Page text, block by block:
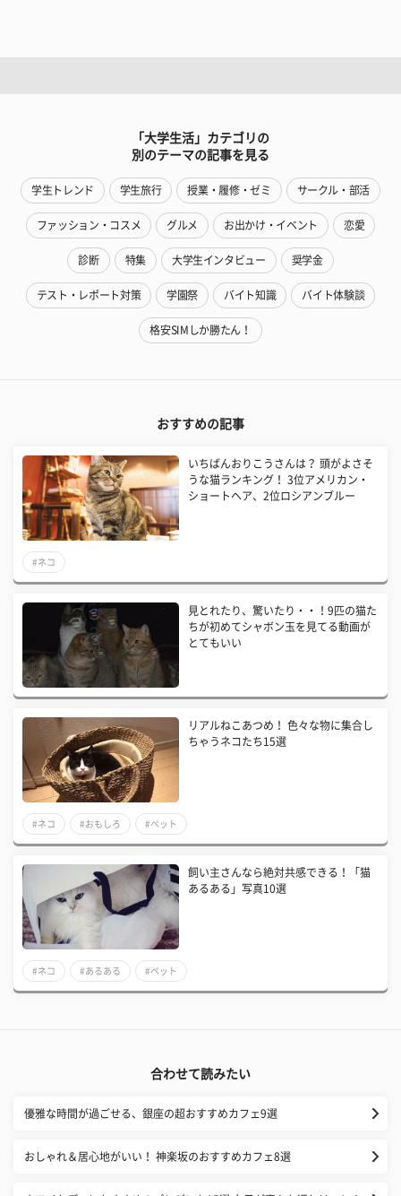
「大学生活」カテゴリの
別のテーマの記事を見る
学生トレンド 学生旅行 授業・履修・ゼミ サークル・部活
ファッション・コスメ グルメ お出かけ・イベント 恋愛
診断 特集 大学生インタビュー 奨学金
テスト・レポート対策 学園祭 バイト知識 バイト体験談
格安SIMしか勝たん！
おすすめの記事
いちばんおりこうさんは？ 頭がよさそ
うな猫ランキング！ 3位アメリカン・
ショートヘア、2位ロシアンブルー
#ネコ
見とれたり、驚いたり・・！9匹の猫た
ちが初めてシャボン玉を見てる動画が
とてもいい
リアルねこあつめ！ 色々な物に集合し
ちゃうネコたち15選
#ネコ #おもしろ #ペット
飼い主さんなら絶対共感できる！「猫
あるある」写真10選
#ネコ #あるある #ペット
合わせて読みたい
優雅な時間が過ごせる、銀座の超おすすめカフェ9選
おしゃれ＆居心地がいい！ 神楽坂のおすすめカフェ8選